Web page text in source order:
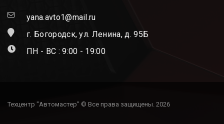
yana.avto1@mail.ru
г. Богородск, ул. Ленина, д. 95Б
ПН - ВС : 9:00 - 19:00
Техцентр "Автомастер" © Все права защищены. 2026